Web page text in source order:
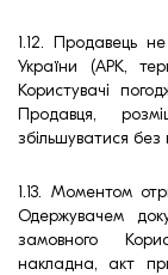
1.12. Продавець
України (АРК,
Користувачі
Продавця,
збільшуватися
1.13. Моментом
Одержувачем
замовного
накладна, акт